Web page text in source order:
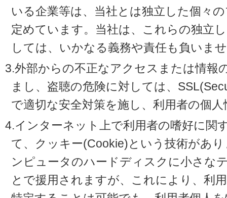
いる企業等は、当社とは独立した個々
定めています。当社は、これらの独立
しては、いかなる義務や責任も負いま
3.外部からの不正なアクセスまたは情報
まし、盗聴の危険に対しては、
で適切な安全対策を施し、利用者の個
4.インターネット上で利用者の嗜好に関
て、クッキー(Cookie)という技術があ
ンピュータのハードディスクに小さな
とで援用されますが、これにより、利